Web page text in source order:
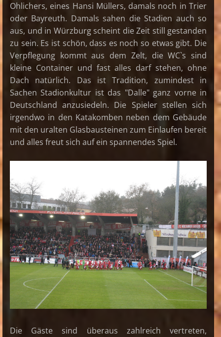
Ohlichers, eines Hansi Müllers, damals noch in Trier
oder Bayreuth. Damals sahen die Stadien auch so
aus, und in Würzburg scheint die Zeit still gestanden
zu sein. Es ist schön, dass es noch so etwas gibt. Die
Verpflegung kommt aus dem Zelt, die WC`s sind
kleine Container und fast alles darf stehen, ohne
Dach natürlich. Das ist Tradition, zumindest in
Sachen Stadionkultur ist das "Dalle" ganz vorne in
Deutschland anzusiedeln. Die Spieler stellen sich
irgendwo in den Katakomben neben dem Gebäude
mit den uralten Glasbausteinen zum Einlaufen bereit
und alles freut sich auf ein spannendes Spiel.
Die Gäste sind überaus zahlreich vertreten,